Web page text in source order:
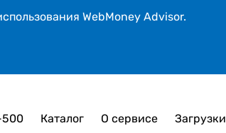
WebMoney Advisor.
Каталог О сервисе Загрузки